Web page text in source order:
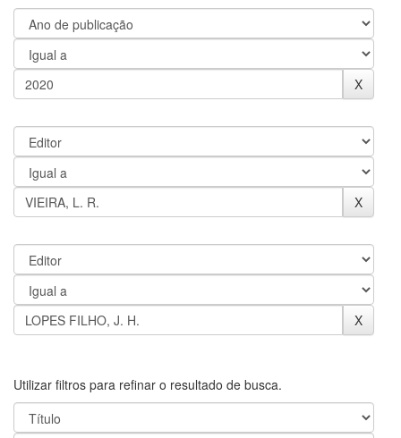
Utilizar filtros para refinar o resultado de busca.